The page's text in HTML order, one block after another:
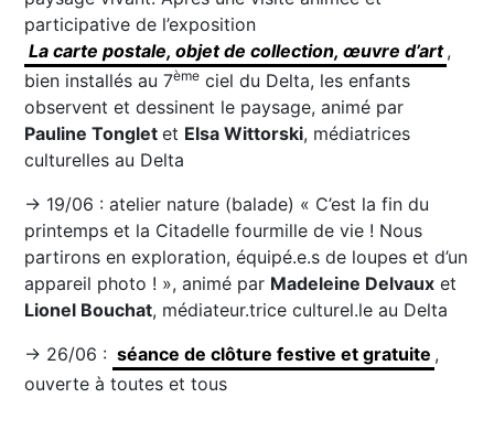
participative de l’exposition
La carte postale, objet de collection, œuvre d’art ,
bien installés au 7ème ciel du Delta, les enfants
observent et dessinent le paysage, animé par
Pauline Tongletet Elsa Wittorski, médiatrices
culturelles au Delta
→ 19/06 : atelier nature (balade) « C’est la fin du
printemps et la Citadelle fourmille de vie ! Nous
partirons en exploration, équipé.e.s de loupes et d’un
appareil photo ! », animé par Madeleine Delvaux et
Lionel Bouchat, médiateur.trice culturel.le au Delta
→ 26/06 : séance de clôture festive et gratuite ,
ouverte à toutes et tous